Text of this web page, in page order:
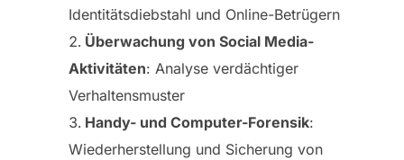
Identitätsdiebstahl und Online-Betrügern
Überwachung von Social Media-
Aktivitäten: Analyse verdächtiger
Verhaltensmuster
Handy- und Computer-Forensik:
Wiederherstellung und Sicherung von